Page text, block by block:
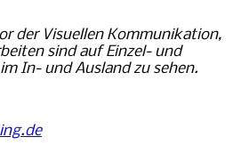
der Visuellen Kommunikation,
sind auf Einzel- und
In- und Ausland zu sehen.